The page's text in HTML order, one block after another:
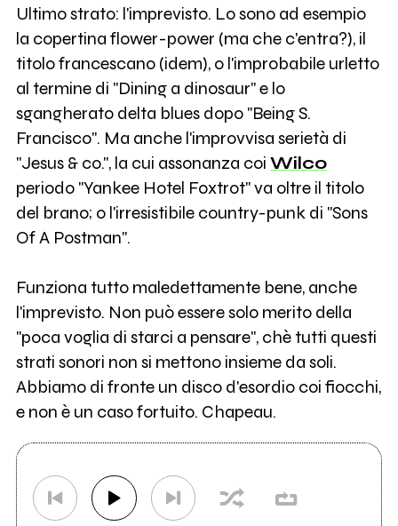
Ultimo strato: l'imprevisto. Lo sono ad esempio
la copertina flower-power (ma che c'entra?), il
titolo francescano (idem), o l'improbabile urletto
al termine di "Dining a dinosaur" e lo
sgangherato delta blues dopo "Being S.
Francisco". Ma anche l'improvvisa serietà di
"Jesus & co.", la cui assonanza coi Wilco
periodo "Yankee Hotel Foxtrot" va oltre il titolo
del brano; o l'irresistibile country-punk di "Sons
Of A Postman".
Funziona tutto maledettamente bene, anche
l'imprevisto. Non può essere solo merito della
"poca voglia di starci a pensare", chè tutti questi
strati sonori non si mettono insieme da soli.
Abbiamo di fronte un disco d'esordio coi fiocchi,
e non è un caso fortuito. Chapeau.